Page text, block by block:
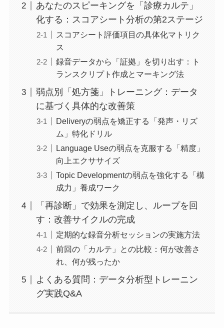
あなたのスピーキングを「診療カルテ」
化する：スコアシート分析の第2ステージ
スコアシート評価項目の具体化マトリク
ス
録音データから「証拠」を切り出す：ト
ランスクリプト作成とマーキング法
弱点別「処方箋」トレーニング：データ
に基づく具体的な改善策
Deliveryの弱点を矯正する「発声・リズ
ム」特化ドリル
Language Useの弱点を克服する「精度」
向上エクササイズ
Topic Developmentの弱点を強化する「構
成力」養成ワーク
「再診断」で効果を測定し、ループを回
す：改善サイクルの完成
定期的な録音分析セッションの実施方法
前回の「カルテ」との比較：何が改善さ
れ、何が残ったか
よくある質問：データ分析型トレーニン
グ実践Q&A